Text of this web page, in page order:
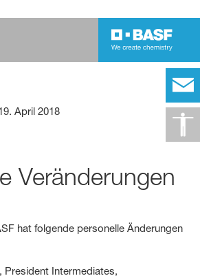
April 2018
Veränderungen
hat folgende personelle Änderungen
President Intermediates,